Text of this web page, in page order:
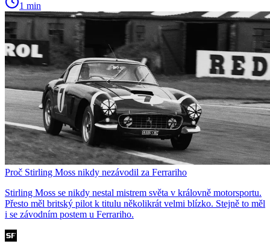
1 min
Proč Stirling Moss nikdy nezávodil za Ferrariho
Stirling Moss se nikdy nestal mistrem světa v královně motorsportu.
Přesto měl britský pilot k titulu několikrát velmi blízko. Stejně to měl
i se závodním postem u Ferrariho.